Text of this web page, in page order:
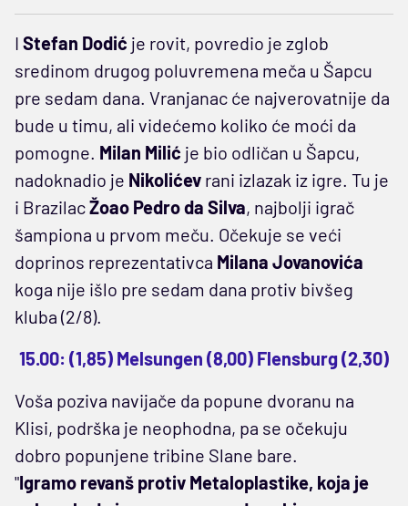
I Stefan Dodić je rovit, povredio je zglob
sredinom drugog poluvremena meča u Šapcu
pre sedam dana. Vranjanac će najverovatnije da
bude u timu, ali videćemo koliko će moći da
pomogne. Milan Milić je bio odličan u Šapcu,
nadoknadio je Nikolićev rani izlazak iz igre. Tu je
i BrazilacŽoao Pedro da Silva, najbolji igrač
šampiona u prvom meču. Očekuje se veći
doprinos reprezentativca Milana Jovanovića
koga nije išlo pre sedam dana protiv bivšeg
kluba (2/8).
15.00: (1,85) Melsungen (8,00) Flensburg (2,30)
Voša poziva navijače da popune dvoranu na
Klisi, podrška je neophodna, pa se očekuju
dobro popunjene tribine Slane bare.
"Igramo revanš protiv Metaloplastike, koja je